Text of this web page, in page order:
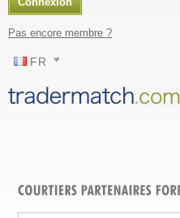
Pas encore membre ?
FR